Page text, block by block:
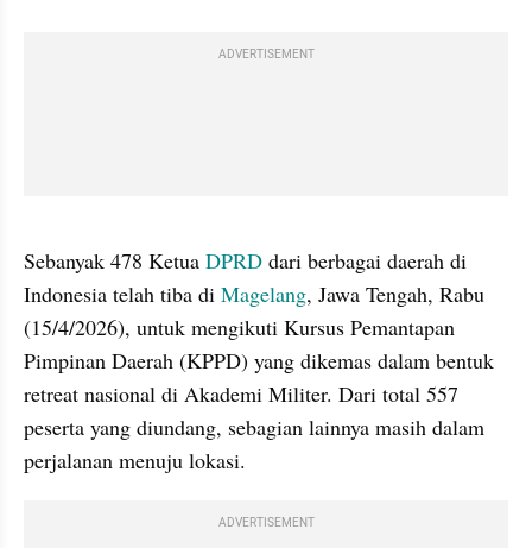
ADVERTISEMENT
Sebanyak 478 Ketua DPRD dari berbagai daerah di
Indonesia telah tiba di Magelang, Jawa Tengah, Rabu
(15/4/2026), untuk mengikuti Kursus Pemantapan
Pimpinan Daerah (KPPD) yang dikemas dalam bentuk
retreat nasional di Akademi Militer. Dari total 557
peserta yang diundang, sebagian lainnya masih dalam
perjalanan menuju lokasi.
ADVERTISEMENT